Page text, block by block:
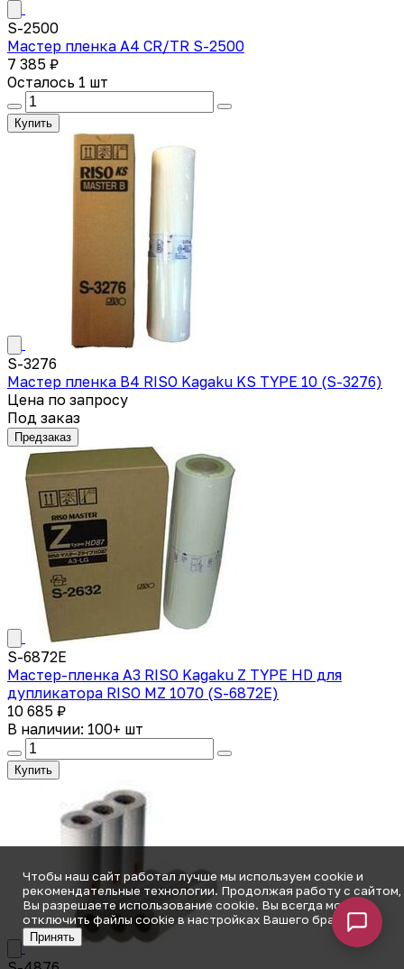
S-2500
Мастер пленка A4 CR/TR S-2500
7 385 ₽
Осталось 1 шт
Купить
S-3276
Мастер пленка B4 RISO Kagaku KS TYPE 10 (S-3276)
Цена по запросу
Под заказ
Предзаказ
S-6872E
Мастер-пленка A3 RISO Kagaku Z TYPE HD для
дупликатора RISO MZ 1070 (S-6872E)
10 685 ₽
В наличии: 100+ шт
Купить
Чтобы наш сайт работал лучше мы используем cookie и
рекомендательные технологии. Продолжая работу с сайтом,
Вы разрешаете использование cookie. Вы всегда можете
отключить файлы cookie в настройках Вашего браузера.
Принять